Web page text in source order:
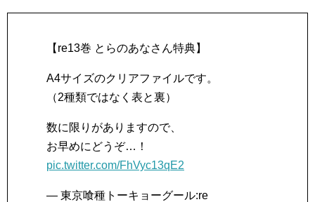
【re13巻 とらのあなさん特典】
A4サイズのクリアファイルです。
（2種類ではなく表と裏）
数に限りがありますので、
お早めにどうぞ…！
pic.twitter.com/FhVyc13qE2
— 東京喰種トーキョーグール:re